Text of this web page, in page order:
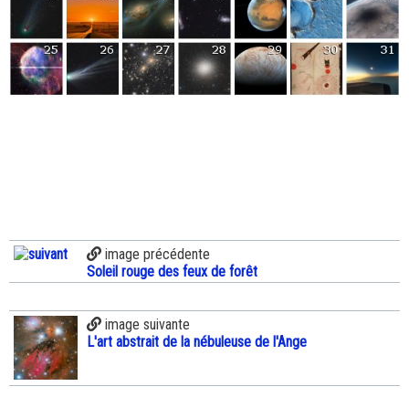
image précédente
Soleil rouge des feux de forêt
image suivante
L'art abstrait de la nébuleuse de l'Ange